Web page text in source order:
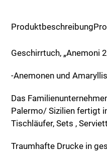
Napking
Produktbeschreibung
Geschirrtuch, „Anemoni
-Anemonen und
Das
Palermo/ Sizilien fertigt
Tischläufer, Sets ,
Traumhafte Drucke in